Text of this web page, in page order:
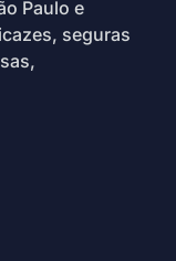
Paulo e
seguras